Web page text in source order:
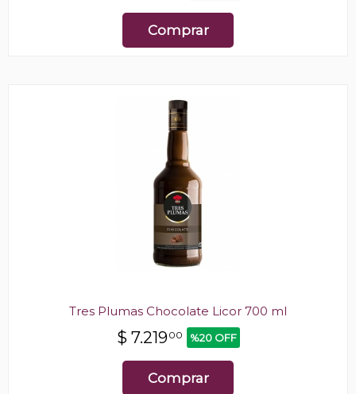
Comprar
Tres Plumas Chocolate Licor 700 ml
$ 7.21900 %20 OFF
Comprar